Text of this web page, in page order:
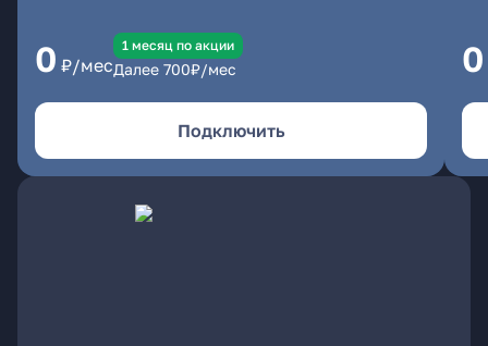
0 ₽/мес
1 месяц по акции
Далее 700₽/мес
Подключить
0